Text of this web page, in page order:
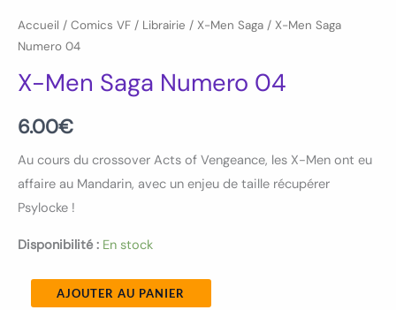
Accueil / Comics VF / Librairie / X-Men Saga / X-Men Saga
Numero 04
X-Men Saga Numero 04
6.00€
Au cours du crossover Acts of Vengeance, les X-Men ont eu
affaire au Mandarin, avec un enjeu de taille récupérer
Psylocke !
Disponibilité : En stock
AJOUTER AU PANIER